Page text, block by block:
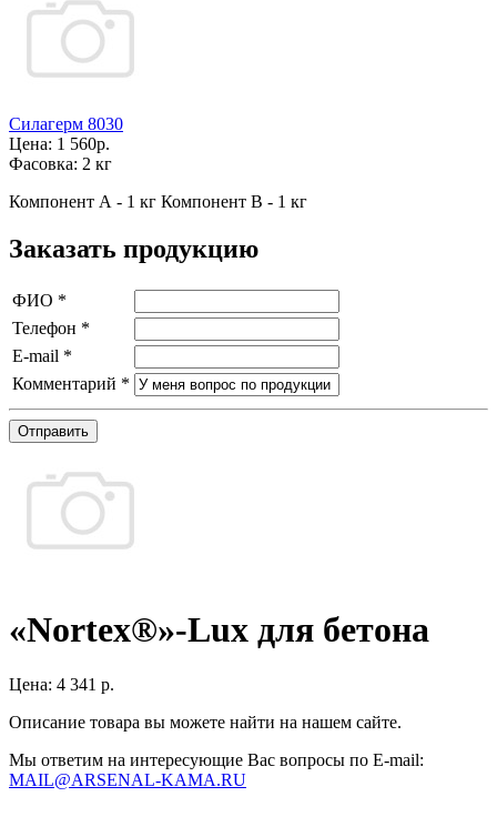
Силагерм 8030
Цена: 1 560р.
Фасовка: 2 кг
Компонент А - 1 кг Компонент В - 1 кг
Заказать продукцию
ФИО *
Телефон *
E-mail *
Комментарий *
Отправить
«Nortex®»-Lux для бетона
Цена: 4 341 р.
Описание товара вы можете найти на нашем сайте.
Мы ответим на интересующие Вас вопросы по E-mail:
MAIL@ARSENAL-KAMA.RU